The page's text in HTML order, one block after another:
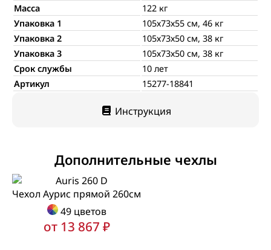
Масса
122 кг
Упаковка 1
105х73х55 см, 46 кг
Упаковка 2
105х73х50 см, 38 кг
Упаковка 3
105х73х50 см, 38 кг
Срок службы
10 лет
Артикул
15277-18841
Инструкция
Дополнительные чехлы
Чехол Аурис прямой 260см
49 цветов
от 13 867 ₽